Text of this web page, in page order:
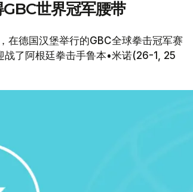
世界冠军腰带
在德国汉堡举行的GBC全球拳击冠军赛
了阿根廷拳击手鲁本•米诺(26-1, 25